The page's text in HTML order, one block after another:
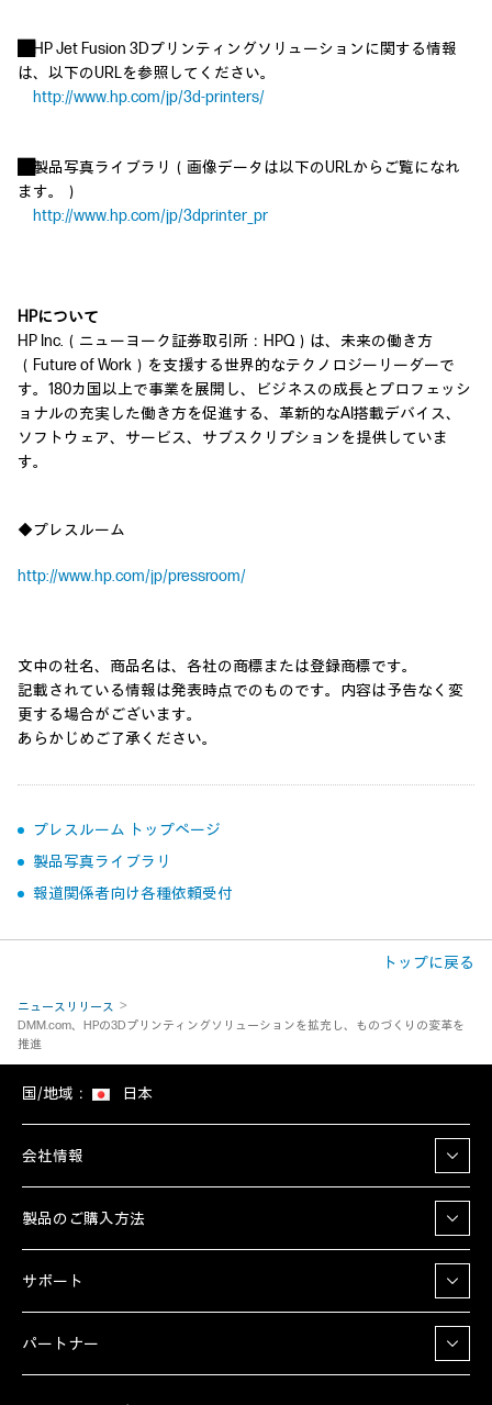
HP Jet Fusion 3Dプリンティングソリューションに関する情報
は、以下のURLを参照してください。
http://www.hp.com/jp/3d-printers/
製品写真ライブラリ（画像データは以下のURLからご覧になれ
ます。）
http://www.hp.com/jp/3dprinter_pr
HPについて
HP Inc.（ニューヨーク証券取引所：HPQ）は、未来の働き方
（Future of Work）を支援する世界的なテクノロジーリーダーで
す。180カ国以上で事業を展開し、ビジネスの成長とプロフェッシ
ョナルの充実した働き方を促進する、革新的なAI搭載デバイス、
ソフトウェア、サービス、サブスクリプションを提供していま
す。
◆プレスルーム
http://www.hp.com/jp/pressroom/
文中の社名、商品名は、各社の商標または登録商標です。
記載されている情報は発表時点でのものです。内容は予告なく変
更する場合がございます。
あらかじめご了承ください。
プレスルーム トップページ
製品写真ライブラリ
報道関係者向け各種依頼受付
トップに戻る
ニュースリリース
DMM.com、HPの3Dプリンティングソリューションを拡充し、ものづくりの変革を
推進
国/地域： 日本
会社情報
製品のご購入方法
サポート
パートナー